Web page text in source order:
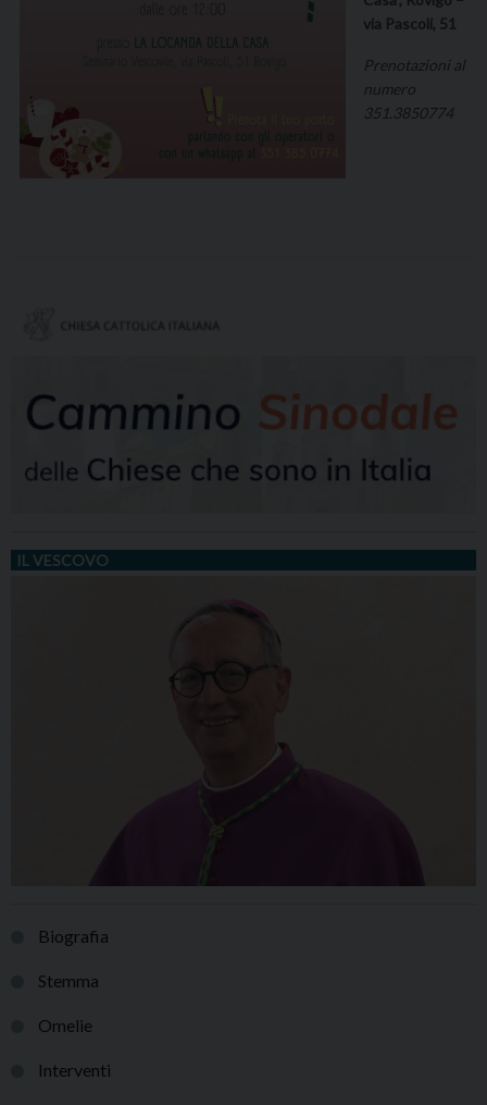
via Pascoli, 51
Prenotazioni al
numero
351.3850774
IL VESCOVO
Biografia
Stemma
Omelie
Interventi